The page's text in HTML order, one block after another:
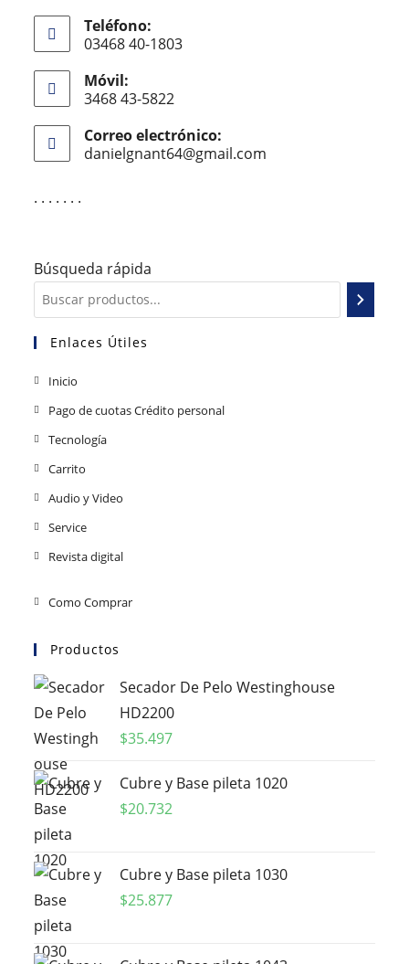
Teléfono:
03468 40-1803
Móvil:
3468 43-5822
Correo electrónico:
danielgnant64@gmail.com
. . . . . . .
Búsqueda rápida
Enlaces Útiles
Inicio
Pago de cuotas Crédito personal
Tecnología
Carrito
Audio y Video
Service
Revista digital
Como Comprar
Productos
Secador De Pelo Westinghouse
HD2200
$35.497
Cubre y Base pileta 1020
$20.732
Cubre y Base pileta 1030
$25.877